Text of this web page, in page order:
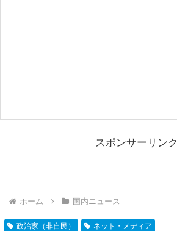
スポンサーリンク
ホーム 国内ニュース
政治家（非自民） ネット・メディア